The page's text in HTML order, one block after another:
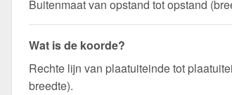
Buitenmaat van opstand tot opstand
Wat is de koorde?
Rechte lijn van plaatuiteinde tot
breedte).